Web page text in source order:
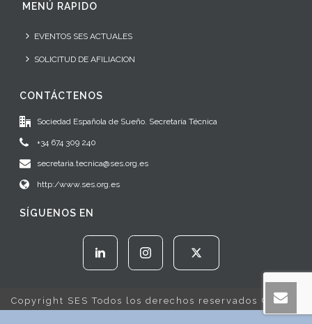
MENÚ RAPIDO
EVENTOS SES ACTUALES
SOLICITUD DE AFILIACION
CONTÁCTENOS
Sociedad Española de Sueño. Secretaría Técnica
+34 674 309 240
secretaria.tecnica@ses.org.es
http:/www.ses.org.es
SÍGUENOS EN
Copyright SES Todos los derechos reservados © 2022